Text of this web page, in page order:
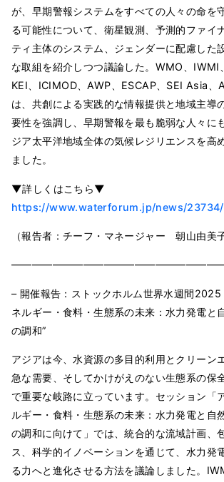
が、早期警報システムをすべての人々の命を
る可能性について、衛星観測、予測的ファイ
ティ主体のシステム、ジェンダーに配慮した
な取組を紹介しつつ議論した。WMO、IWMI
KEI、ICIMOD、AWP、ESCAP、SEI Asia、
は、共創による実践的な情報提供と地域主導
要性を強調し、早期警報を最も脆弱な人々に
ジア太平洋地域全体の気候レジリエンスを高
ました。
▼詳しくはこちら▼
https://www.waterforum.jp/news/23734/
（報告者：チーフ・マネージャー 朝山由美子
– 開催報告：ストックホルム世界水週間2025
ネルギー・食料・生態系の未来：水力発電と
の調和”
アジアは今、水資源の多目的利用とクリーン
急な需要、そしてかけがえのない生態系の保
で重要な岐路に立っています。セッション「
ルギー・食料・生態系の未来：水力発電と自
の調和に向けて」では、統合的な流域計画、
ス、科学的イノベーションを通じて、水力発
る力へと進化させる方法を議論しました。